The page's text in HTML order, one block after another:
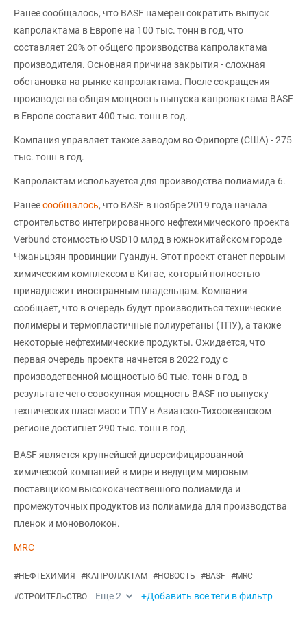
Ранее сообщалось, что BASF намерен сократить выпуск
капролактама в Европе на 100 тыс. тонн в год, что
составляет 20% от общего производства капролактама
производителя. Основная причина закрытия - сложная
обстановка на рынке капролактама. После сокращения
производства общая мощность выпуска капролактама BASF
в Европе составит 400 тыс. тонн в год.
Компания управляет также заводом во Фрипорте (США) - 275
тыс. тонн в год.
Капролактам используется для производства полиамида 6.
Ранеесообщалось, что BASF в ноябре 2019 года начала
строительство интегрированного нефтехимического проекта
Verbund стоимостью USD10 млрд в южнокитайском городе
Чжаньцзян провинции Гуандун. Этот проект станет первым
химическим комплексом в Китае, который полностью
принадлежит иностранным владельцам. Компания
сообщает, что в очередь будут производиться технические
полимеры и термопластичные полиуретаны (ТПУ), а также
некоторые нефтехимические продукты. Ожидается, что
первая очередь проекта начнется в 2022 году с
производственной мощностью 60 тыс. тонн в год, в
результате чего совокупная мощность BASF по выпуску
технических пластмасс и ТПУ в Азиатско-Тихоокеанском
регионе достигнет 290 тыс. тонн в год.
BASF является крупнейшей диверсифицированной
химической компанией в мире и ведущим мировым
поставщиком высококачественного полиамида и
промежуточных продуктов из полиамида для производства
пленок и моноволокон.
MRC
#НЕФТЕХИМИЯ #КАПРОЛАКТАМ #НОВОСТЬ #BASF #MRC
#СТРОИТЕЛЬСТВО Еще2 +Добавить все теги в фильтр